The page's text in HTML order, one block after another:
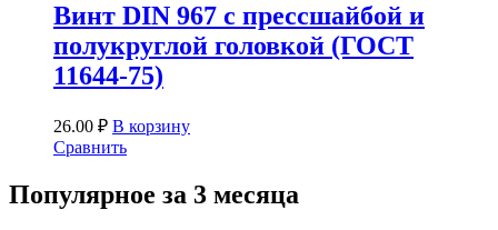
Винт DIN 967 с прессшайбой и
полукруглой головкой (ГОСТ
11644-75)
26.00 ₽ В корзину
Сравнить
Популярное за 3 месяца